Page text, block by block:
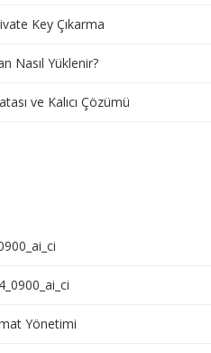
Key Çıkarma
Nasıl Yüklenir?
ve Kalıcı Çözümü
Yönetimi